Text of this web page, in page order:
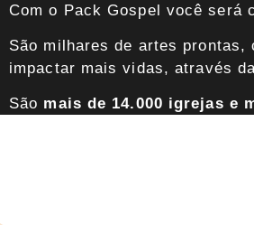
Com o Pack Gospel você será
São milhares de artes
impactar mais vidas, através
São mais de 14.000 igrejas e